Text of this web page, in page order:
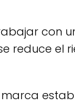
con
reduce el